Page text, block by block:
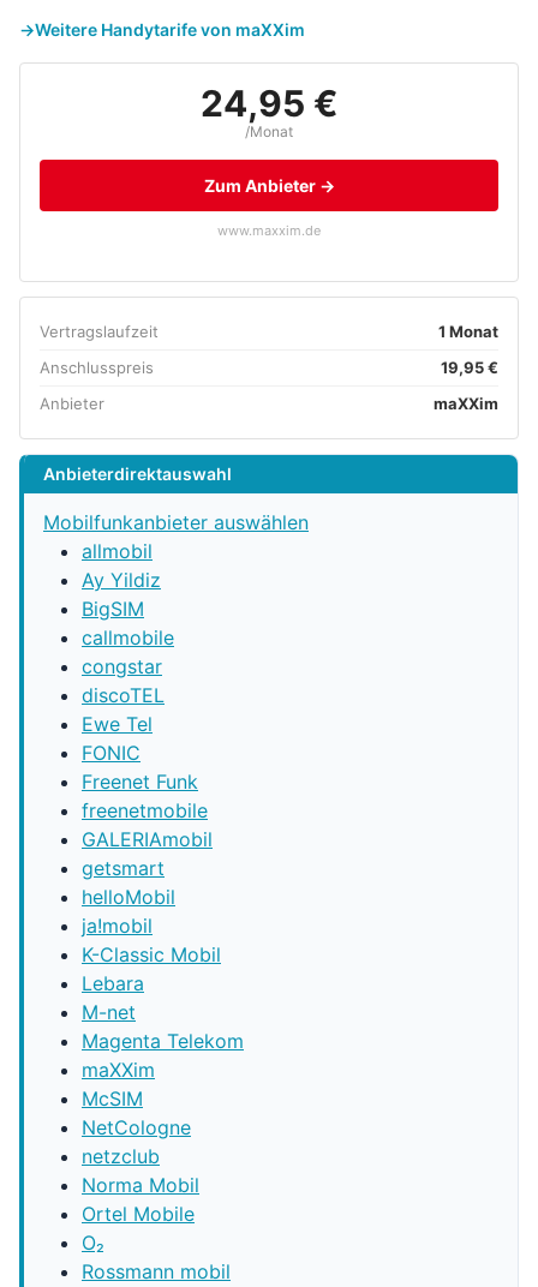
Weitere Handytarife von maXXim
24,95 €
/Monat
Zum Anbieter →
www.maxxim.de
Vertragslaufzeit
1 Monat
Anschlusspreis
19,95 €
Anbieter
maXXim
Anbieterdirektauswahl
Mobilfunkanbieter auswählen
allmobil
Ay Yildiz
BigSIM
callmobile
congstar
discoTEL
Ewe Tel
FONIC
Freenet Funk
freenetmobile
GALERIAmobil
getsmart
helloMobil
ja!mobil
K-Classic Mobil
Lebara
M-net
Magenta Telekom
maXXim
McSIM
NetCologne
netzclub
Norma Mobil
Ortel Mobile
O₂
Rossmann mobil